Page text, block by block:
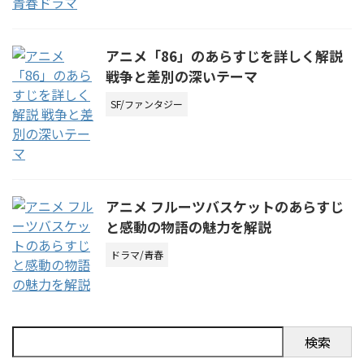
アニメ「86」のあらすじを詳しく解説
戦争と差別の深いテーマ
SF/ファンタジー
アニメ フルーツバスケットのあらすじ
と感動の物語の魅力を解説
ドラマ/青春
検索